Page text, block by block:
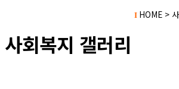
I HOME >
사회복지 갤러리